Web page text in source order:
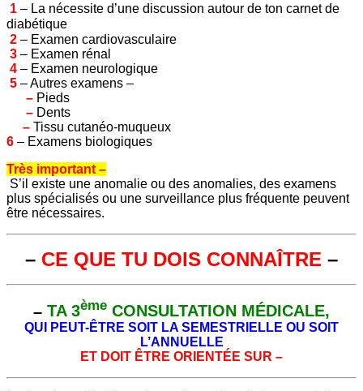
1 – La nécessite d’une discussion autour de ton carnet de
diabétique
2 – Examen cardiovasculaire
3 – Examen rénal
4 – Examen neurologique
5 – Autres examens –
– Pieds
– Dents
– Tissu cutanéo-muqueux
6 – Examens biologiques
Très important –
S’il existe une anomalie ou des anomalies, des examens
plus spécialisés ou une surveillance plus fréquente peuvent
être nécessaires.
– CE QUE TU DOIS CONNAÎTRE –
– TA 3ème CONSULTATION MÉDICALE,
QUI PEUT-ÊTRE SOIT LA SEMESTRIELLE OU SOIT
L’ANNUELLE
ET DOIT ÊTRE ORIENTÉE SUR –